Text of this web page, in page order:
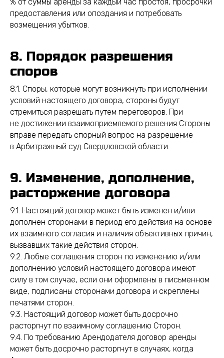
предоставления или опоздания и потребовать
возмещения убытков.
8. Порядок разрешения
споров
8.1. Споры, которые могут возникнуть при исполнении
условий настоящего договора, стороны будут
стремиться разрешать путем переговоров. При
не достижении взаимоприемлемого решения Стороны
вправе передать спорный вопрос на разрешение
в Арбитражный суд Свердловской области.
9. Изменение, дополнение,
расторжение договора
9.1. Настоящий договор может быть изменен и/или
дополнен сторонами в период его действия на основе
их взаимного согласия и наличия объективных причин,
вызвавших такие действия сторон.
9.2. Любые соглашения сторон по изменению и/или
дополнению условий настоящего договора имеют
силу в том случае, если они оформлены в письменном
виде, подписаны сторонами договора и скреплены
печатями сторон.
9.3. Настоящий договор может быть досрочно
расторгнут по взаимному соглашению Сторон.
9.4. По требованию Арендодателя договор аренды
может быть досрочно расторгнут в случаях, когда